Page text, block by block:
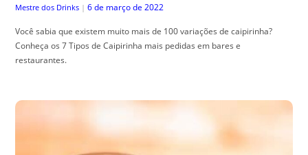
Mestre dos Drinks | 6 de março de 2022
Você sabia que existem muito mais de 100 variações de caipirinha?
Conheça os 7 Tipos de Caipirinha mais pedidas em bares e
restaurantes.